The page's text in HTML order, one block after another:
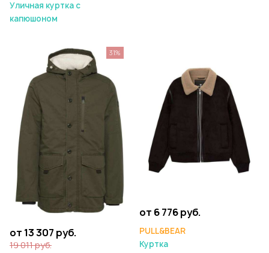
Уличная куртка с
капюшоном
от 13 307 руб.
19 011 руб.
31%
от 6 776 руб.
PULL&BEAR
Куртка